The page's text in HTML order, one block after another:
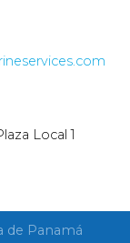
Local 1
de Panamá